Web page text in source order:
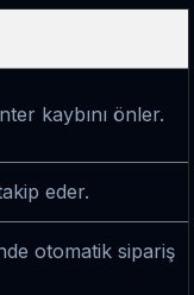
kaybını önler.
eder.
otomatik sipariş